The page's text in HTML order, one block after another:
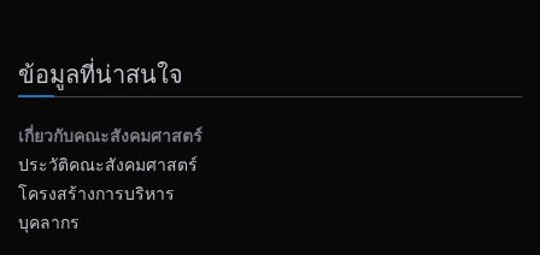
ข้อมูลที่น่าสนใจ
เกี่ยวกับคณะสังคมศาสตร์
ประวัติคณะสังคมศาสตร์
โครงสร้างการบริหาร
บุคลากร